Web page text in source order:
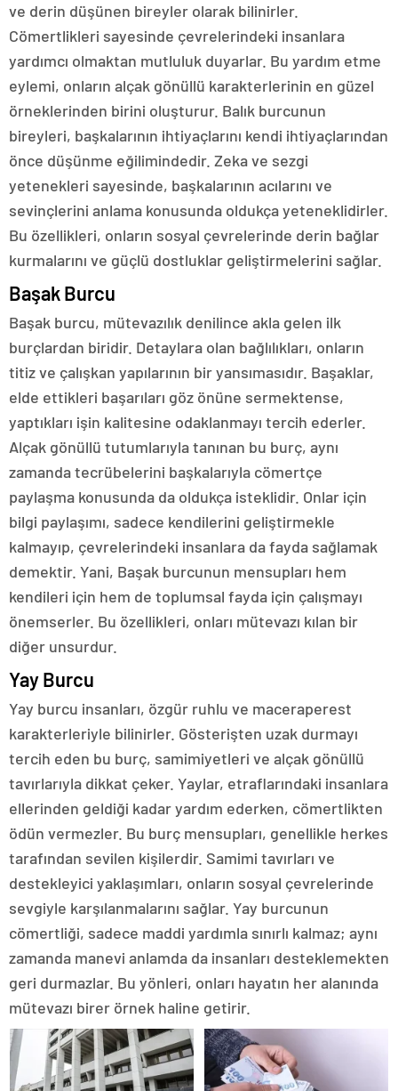
ve derin düşünen bireyler olarak bilinirler.
Cömertlikleri sayesinde çevrelerindeki insanlara
yardımcı olmaktan mutluluk duyarlar. Bu yardım etme
eylemi, onların alçak gönüllü karakterlerinin en güzel
örneklerinden birini oluşturur. Balık burcunun
bireyleri, başkalarının ihtiyaçlarını kendi ihtiyaçlarından
önce düşünme eğilimindedir. Zeka ve sezgi
yetenekleri sayesinde, başkalarının acılarını ve
sevinçlerini anlama konusunda oldukça yeteneklidirler.
Bu özellikleri, onların sosyal çevrelerinde derin bağlar
kurmalarını ve güçlü dostluklar geliştirmelerini sağlar.
Başak Burcu
Başak burcu, mütevazılık denilince akla gelen ilk
burçlardan biridir. Detaylara olan bağlılıkları, onların
titiz ve çalışkan yapılarının bir yansımasıdır. Başaklar,
elde ettikleri başarıları göz önüne sermektense,
yaptıkları işin kalitesine odaklanmayı tercih ederler.
Alçak gönüllü tutumlarıyla tanınan bu burç, aynı
zamanda tecrübelerini başkalarıyla cömertçe
paylaşma konusunda da oldukça isteklidir. Onlar için
bilgi paylaşımı, sadece kendilerini geliştirmekle
kalmayıp, çevrelerindeki insanlara da fayda sağlamak
demektir. Yani, Başak burcunun mensupları hem
kendileri için hem de toplumsal fayda için çalışmayı
önemserler. Bu özellikleri, onları mütevazı kılan bir
diğer unsurdur.
Yay Burcu
Yay burcu insanları, özgür ruhlu ve maceraperest
karakterleriyle bilinirler. Gösterişten uzak durmayı
tercih eden bu burç, samimiyetleri ve alçak gönüllü
tavırlarıyla dikkat çeker. Yaylar, etraflarındaki insanlara
ellerinden geldiği kadar yardım ederken, cömertlikten
ödün vermezler. Bu burç mensupları, genellikle herkes
tarafından sevilen kişilerdir. Samimi tavırları ve
destekleyici yaklaşımları, onların sosyal çevrelerinde
sevgiyle karşılanmalarını sağlar. Yay burcunun
cömertliği, sadece maddi yardımla sınırlı kalmaz; aynı
zamanda manevi anlamda da insanları desteklemekten
geri durmazlar. Bu yönleri, onları hayatın her alanında
mütevazı birer örnek haline getirir.